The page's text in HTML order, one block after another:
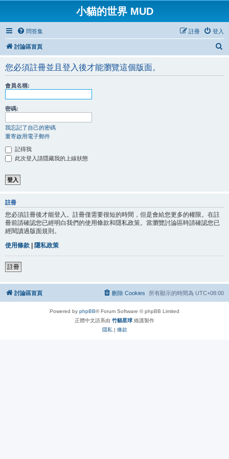
小貓的世界 MUD
問答集 登入
註冊
討論區首頁
您必須註冊並且登入後才能瀏覽這個版面。
會員名稱:
密碼:
我忘記了自己的密碼
重寄啟用電子郵件
記得我
此次登入請隱藏我的上線狀態
註冊
您必須註冊後才能登入。註冊僅需要很短的時間，但是會給您更多的權限。在註
冊前請確認您已經明白我們的使用條款和隱私政策。當瀏覽討論區時請確認您已
經閱讀過版面規則。
使用條款 | 隱私政策
註冊
討論區首頁 所有顯示的時間為 UTC+08:00
刪除 Cookies
Powered by phpBB® Forum Software © phpBB Limited
正體中文語系由 竹貓星球 維護製作
隱私 | 條款